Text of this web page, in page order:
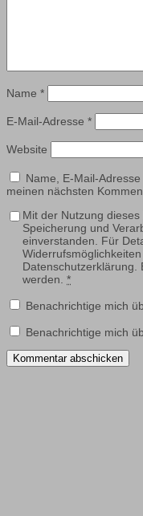
Name *
E-Mail-Adresse *
Website
Name, E-Mail-
meinen nächsten
Mit der Nutzung
Speicherung und
einverstanden. Für
Datenschutzerklärung.
werden. *
Benachrichtige mich
Benachrichtige mich